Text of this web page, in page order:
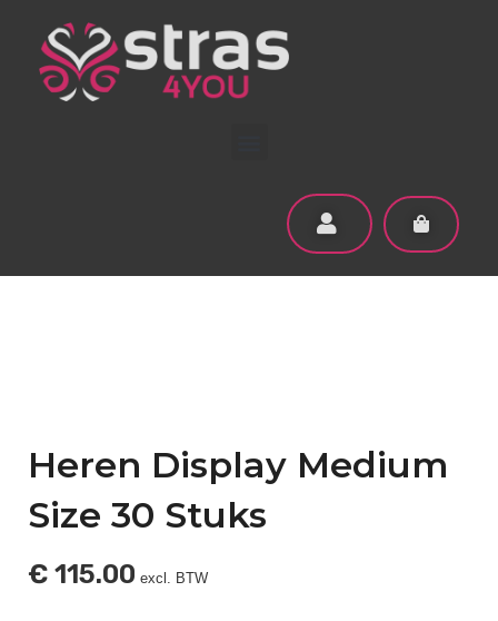
Heren Display Medium
Size 30 Stuks
€ 115.00 excl. BTW